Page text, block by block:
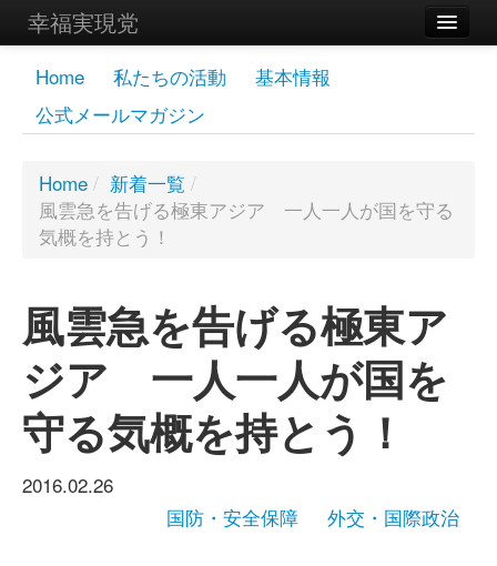
幸福実現党
メンバーズページ
党員
お問い合わせ
Home 私たちの活動
基本情報
公式メールマガジン
Home / 新着一覧 /
風雲急を告げる極東アジア 一人一人が国を守る
気概を持とう！
風雲急を告げる極東ア
ジア 一人一人が国を
守る気概を持とう！
2016.02.26
国防・安全保障
外交・国際政治